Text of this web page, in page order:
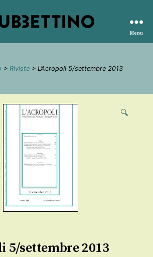
editore
Menu
> Riviste > L’Acropoli 5/settembre 2013
🔍
5/settembre 2013